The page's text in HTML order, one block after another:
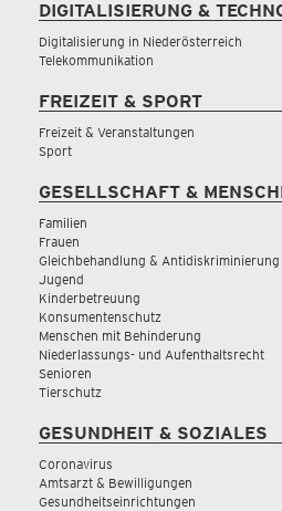
DIGITALISIERUNG &
Digitalisierung in Niederösterreich
Telekommunikation
FREIZEIT & SPORT
Freizeit & Veranstaltungen
Sport
GESELLSCHAFT &
Familien
Frauen
Gleichbehandlung &
Jugend
Kinderbetreuung
Konsumentenschutz
Menschen mit Behinderung
Niederlassungs- und Aufenthaltsrecht
Senioren
Tierschutz
GESUNDHEIT & SOZIALES
Coronavirus
Amtsarzt & Bewilligungen
Gesundheitseinrichtungen